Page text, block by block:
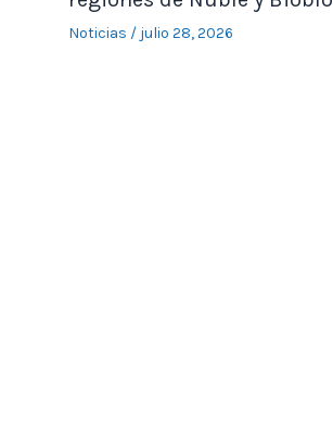
Noticias / julio 28, 2026